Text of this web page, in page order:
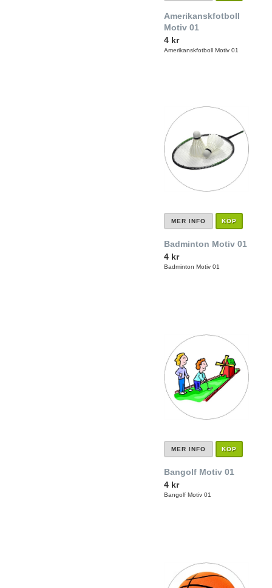
Amerikanskfotboll
Motiv 01
4 kr
Amerikanskfotboll Motiv 01
MER INFO KÖP
Badminton Motiv 01
4 kr
Badminton Motiv 01
MER INFO KÖP
Bangolf Motiv 01
4 kr
Bangolf Motiv 01